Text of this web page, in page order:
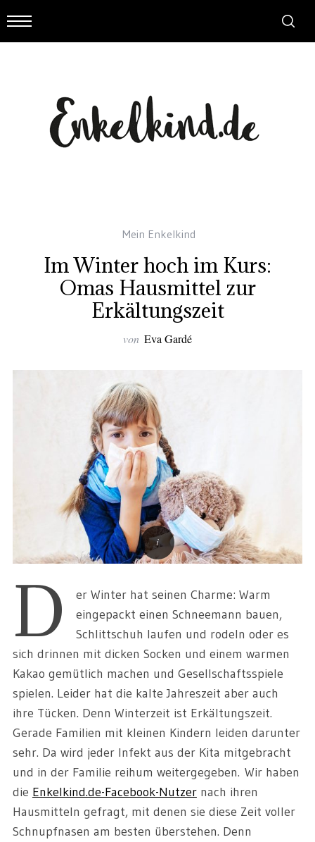
Mein Enkelkind
Im Winter hoch im Kurs:
Omas Hausmittel zur
Erkältungszeit
von Eva Gardé
D
er Winter hat seinen Charme: Warm
eingepackt einen Schneemann bauen,
Schlittschuh laufen und rodeln oder es
sich drinnen mit dicken Socken und einem warmen
Kakao gemütlich machen und Gesellschaftsspiele
spielen. Leider hat die kalte Jahreszeit aber auch
ihre Tücken. Denn Winterzeit ist Erkältungszeit.
Gerade Familien mit kleinen Kindern leiden darunter
sehr. Da wird jeder Infekt aus der Kita mitgebracht
und in der Familie reihum weitergegeben. Wir haben
die Enkelkind.de-Facebook-Nutzernach ihren
Hausmitteln gefragt, mit denen sie diese Zeit voller
Schnupfnasen am besten überstehen. Denn